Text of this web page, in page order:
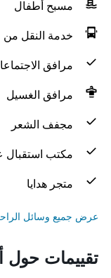
مسبح أطفال
خدمة النقل من
مرافق
مرافق الغسيل
مجفف الشعر
مكتب استقبال على
متجر هدايا
عرض جميع وسائل الراحة
تقييمات